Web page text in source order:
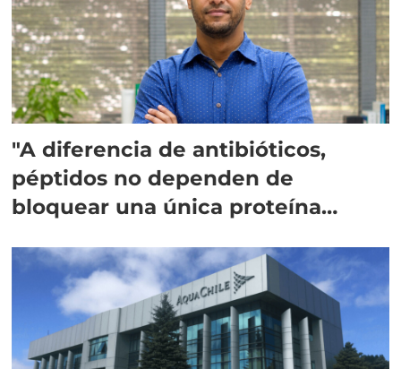
"A diferencia de antibióticos,
péptidos no dependen de
bloquear una única proteína